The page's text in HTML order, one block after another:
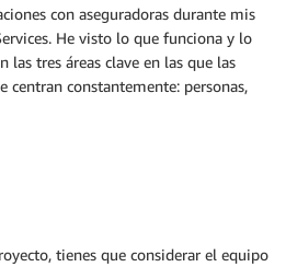
con aseguradoras durante mis
He visto lo que funciona y lo
las tres áreas clave en las que las
centran constantemente: personas,
tienes que considerar el equipo